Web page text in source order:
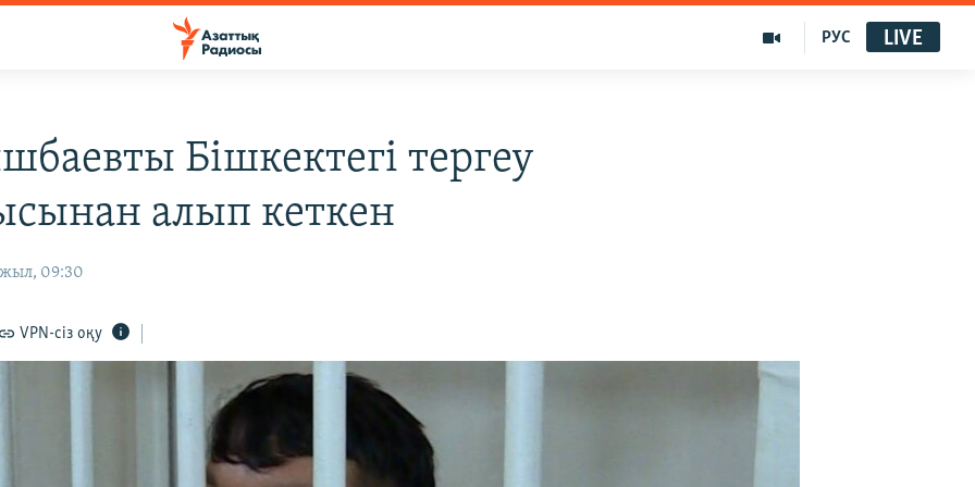
РУС LIVE
Бішкектегі тергеу
алып кеткен
09:30
VPN-сіз оқу